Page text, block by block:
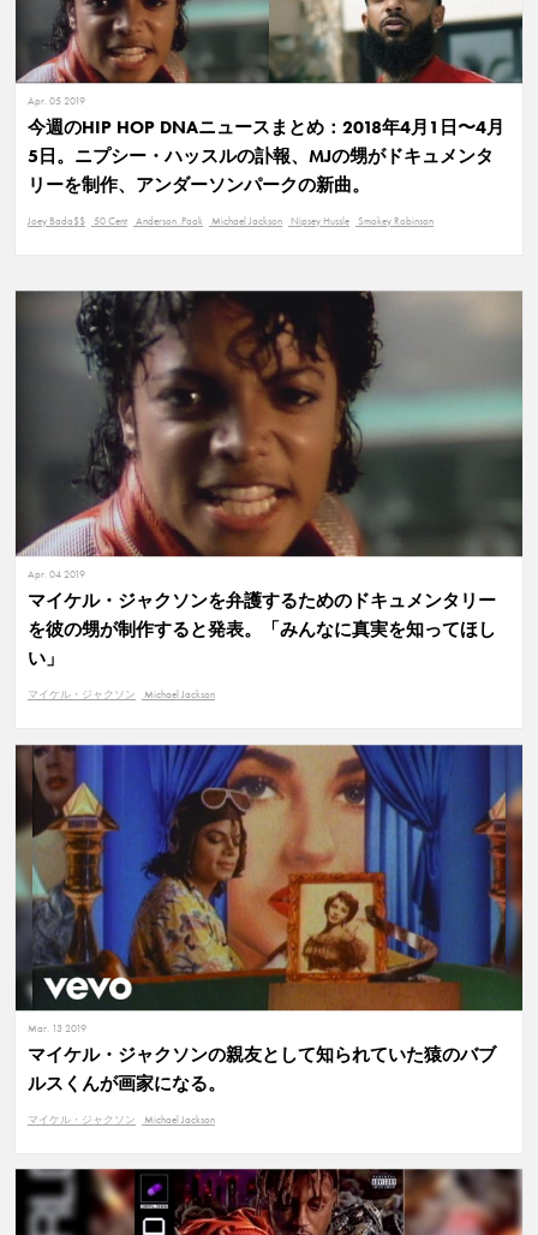
Apr. 05 2019
今週のHIP HOP DNAニュースまとめ：2018年4月1日〜4月
5日。ニプシー・ハッスルの訃報、MJの甥がドキュメンタ
リーを制作、アンダーソンパークの新曲。
Joey Bada$$ 50 Cent Anderson .Paak Michael Jackson Nipsey Hussle Smokey Robinson
Apr. 04 2019
マイケル・ジャクソンを弁護するためのドキュメンタリー
を彼の甥が制作すると発表。「みんなに真実を知ってほし
い」
マイケル・ジャクソン Michael Jackson
Mar. 13 2019
マイケル・ジャクソンの親友として知られていた猿のバブ
ルスくんが画家になる。
マイケル・ジャクソン Michael Jackson